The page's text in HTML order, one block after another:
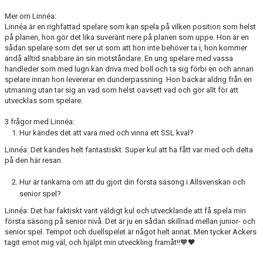
Mer om Linnéa:
Linnéa är en righfattad spelare som kan spela på vilken position som helst
på planen, hon gör det lika suveränt nere på planen som uppe. Hon är en
sådan spelare som det ser ut som att hon inte behöver ta i, hon kommer
ändå alltid snabbare än sin motståndare. En ung spelare med vassa
handleder som med lugn kan driva med boll och ta sig förbi en och annan
spelare innan hon levererar en dunderpassning. Hon backar aldrig från en
utmaning utan tar sig an vad som helst oavsett vad och gör allt för att
utvecklas som spelare.
3 frågor med Linnéa:
Hur kändes det att vara med och vinna ett SSL kval?
Linnéa: Det kändes helt fantastiskt. Super kul att ha fått var med och delta
på den här resan.
Hur är tankarna om att du gjort din första säsong i Allsvenskan och
senior spel?
Linnéa: Det har faktiskt varit väldigt kul och utvecklande att få spela min
första säsong på senior nivå. Det är ju en sådan skillnad mellan junior- och
senior spel. Tempot och duellspelet är något helt annat. Men tycker Ackers
tagit emot mig väl, och hjälpt min utveckling framåt!!🧡🖤